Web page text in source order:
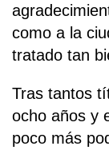
como a la
tratado tan
Tras tantos
ocho años y
poco más